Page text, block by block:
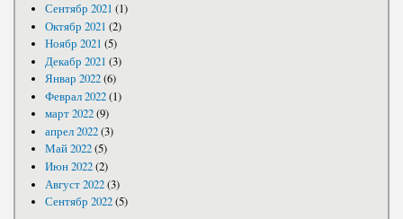
Сентябр 2021 (1)
Октябр 2021 (2)
Ноябр 2021 (5)
Декабр 2021 (3)
Январ 2022(6)
Феврал 2022(1)
март 2022(9)
апрел 2022(3)
Май 2022(5)
Июн 2022(2)
Август 2022(3)
Сентябр 2022(5)